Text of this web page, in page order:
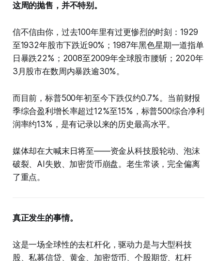
这周的抛售，并不特别。
信不信由你，过去100年里有过更惨烈的时刻：1929
至1932年股市下跌近90%；1987年黑色星期一道指单
日暴跌22%；2008至2009年全球股市腰斩；2020年
3月股市在数周内暴跌逾30%。
而目前，标普500年初至今下跌仅约0.7%。当前财报
季综合盈利增长率超过12%至15%，标普500综合净利
润率约13%，是有记录以来的历史最高水平。
媒体却在大喊末日将至——资金从科技股轮动、泡沫
破裂、AI失败、加密货币崩盘。老生常谈，完全偏离
了重点。
真正发生的事情。
这是一场全球性的去杠杆化，驱动力是与大型科技
股、私募信贷、黄金、加密货币、个股期货、杠杆